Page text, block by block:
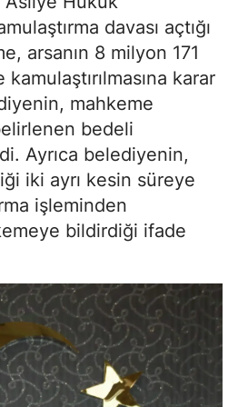
davası açtığı
arsanın 8 milyon 171
karar
mahkeme
bedeli
Ayrıca belediyenin,
iki ayrı kesin süreye
işleminden
bildirdiği ifade